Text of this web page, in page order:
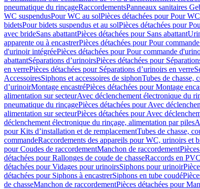
pneumatique du rinçageRaccordementsPanneaux sanitaires
WC suspendusPour WC au solPièces détachées pour Pour
bidetsPour bidets suspendus et au solPièces détachées pour
avec brideSans abattantPièces détachées pour Sans abattant
apparente ou à encastrerPièces détachées pour Pour
d'urinoir intégréePièces détachées pour Pour commande
abattantSéparations d’urinoirsPièces détachées pour
en verrePièces détachées pour Séparations d’urinoirs en verre
AccessoiresSiphons et accessoires de siphonTubes de chasse,
dʼurinoirMontage encastréPièces détachées pour Montage
alimentation sur secteurAvec déclenchement électronique du
pneumatique du rinçagePièces détachées pour Avec
alimentation sur secteurPièces détachées pour Avec
déclenchement électronique du rinçage, alimentation par piles
pour Kits d’installation et de remplacementTubes de chasse,
commandeRaccordements des appareils pour WC, urinoirs et
pour Coudes de raccordementManchon de raccordement
détachées pour Rallonges de coude de chasseRaccords en PVC
détachées pour Vidages pour urinoirsSiphons pour urinoir
détachées pour Siphons à encastrerSiphons en tube coudé
de chasseManchon de raccordementPièces détachées pour